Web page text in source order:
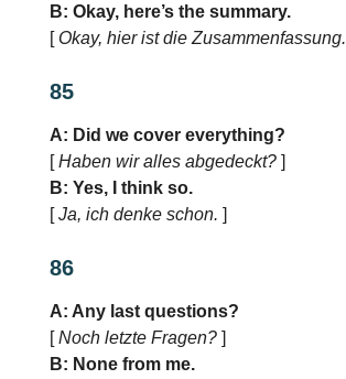
B: Okay, here’s the summary.
[ Okay, hier ist die Zusammenfassung.
85
A: Did we cover everything?
[Haben wir alles abgedeckt?]
B: Yes, I think so.
[Ja, ich denke schon. ]
86
A: Any last questions?
[Noch letzte Fragen?]
B: None from me.